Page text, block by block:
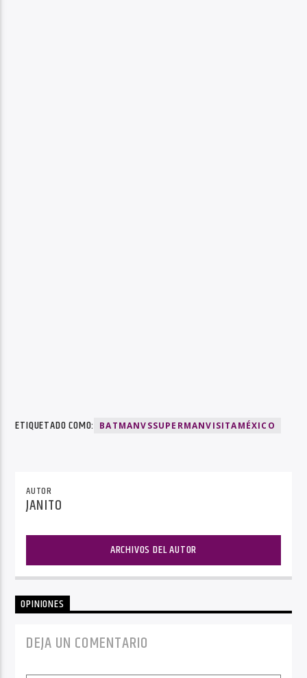
ETIQUETADO COMO: BATMANVSSUPERMANVISITAMÉXICO
AUTOR
JANITO
ARCHIVOS DEL AUTOR
OPINIONES
DEJA UN COMENTARIO